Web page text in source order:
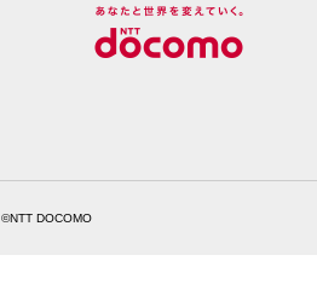
©NTT DOCOMO